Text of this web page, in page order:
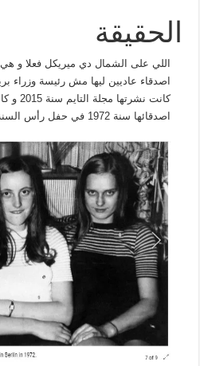
الحقيقة
اللي على الشمال دي ميريكل فعلا و هي
اصدقاء عاديين ليها مش رئيسة وزراء
كانت
اصدقائها سنة 1972 في حفل رأس السنة.